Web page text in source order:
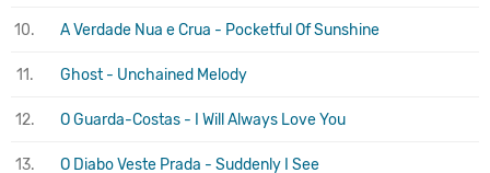
10. A Verdade Nua e Crua - Pocketful Of Sunshine
11. Ghost - Unchained Melody
12. O Guarda-Costas - I Will Always Love You
13. O Diabo Veste Prada - Suddenly I See